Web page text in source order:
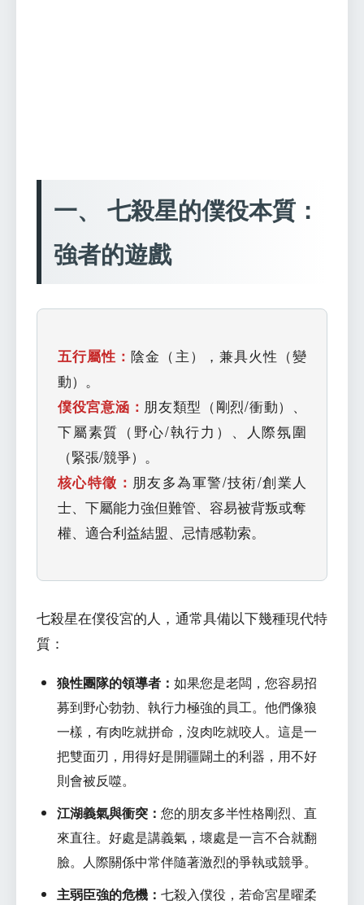
一、 七殺星的僕役本質：
強者的遊戲
五行屬性：陰金（主），兼具火性（變
動）。
僕役宮意涵： 朋友類型（剛烈/衝動）、
下屬素質（野心/執行力）、人際氛圍
（緊張/競爭）。
核心特徵： 朋友多為軍警/技術/創業人
士、下屬能力強但難管、容易被背叛或奪
權、適合利益結盟、忌情感勒索。
七殺星在僕役宮的人，通常具備以下幾種現代特
質：
狼性團隊的領導者： 如果您是老闆，您容易招
募到野心勃勃、執行力極強的員工。他們像狼
一樣，有肉吃就拼命，沒肉吃就咬人。這是一
把雙面刃，用得好是開疆闢土的利器，用不好
則會被反噬。
江湖義氣與衝突： 您的朋友多半性格剛烈、直
來直往。好處是講義氣，壞處是一言不合就翻
臉。人際關係中常伴隨著激烈的爭執或競爭。
主弱臣強的危機： 七殺入僕役，若命宮星曜柔